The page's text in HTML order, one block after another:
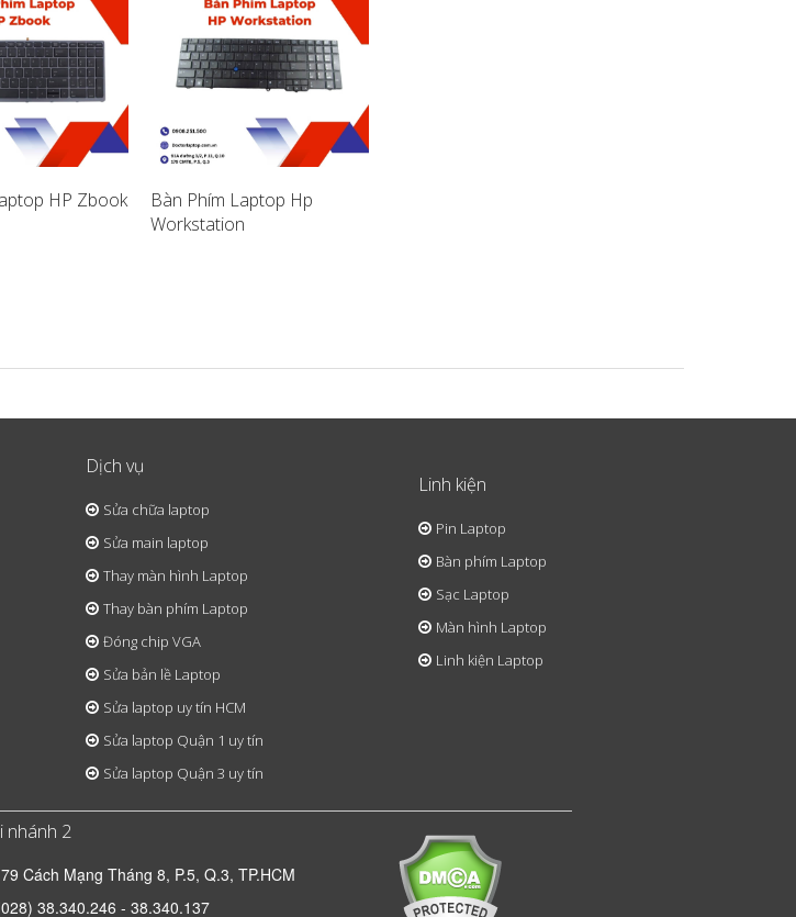
HP Zbook
Bàn Phím Laptop Hp
Workstation
Dịch vụ
Sửa chữa laptop
Sửa main laptop
Thay màn hình Laptop
Thay bàn phím Laptop
Đóng chip VGA
Sửa bản lề Laptop
Sửa laptop uy tín HCM
Sửa laptop Quận 1 uy tín
Sửa laptop Quận 3 uy tín
Linh kiện
Pin Laptop
Bàn phím Laptop
Sạc Laptop
Màn hình Laptop
Linh kiện Laptop
nhánh 2
Cách Mạng Tháng 8, P.5, Q.3, TP.HCM
38.340.246 - 38.340.137